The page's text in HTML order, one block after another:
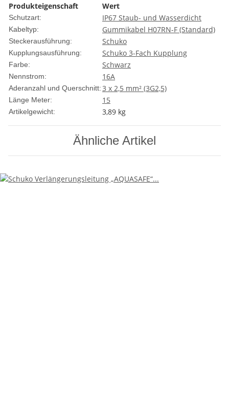
Produkteigenschaft
Wert
Schutzart: IP67 Staub- und Wasserdicht
Kabeltyp: Gummikabel H07RN-F (Standard)
Steckerausführung: Schuko
Kupplungsausführung: Schuko 3-Fach Kupplung
Farbe: Schwarz
Nennstrom: 16A
Aderanzahl und Querschnitt:3 x 2,5 mm² (3G2,5)
Länge Meter: 15
Artikelgewicht: 3,89 kg
Ähnliche Artikel